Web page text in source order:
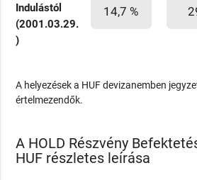
Indulástól
(2001.03.29.
)
14,7 %
A helyezések a HUF devizanemben
értelmezendők.
A HOLD Részvény
HUF részletes leírása